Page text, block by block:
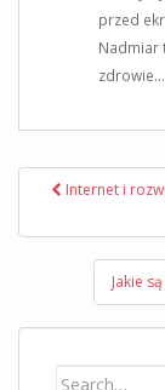
przed
Nadmiar
zdrowie...
Internet i
Jakie
Search